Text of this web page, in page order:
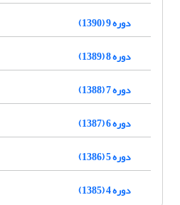
دوره 9 (1390)
دوره 8 (1389)
دوره 7 (1388)
دوره 6 (1387)
دوره 5 (1386)
دوره 4 (1385)